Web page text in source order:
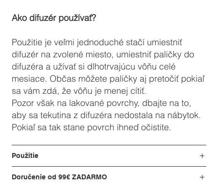
Ako difuzér používať?
Použitie je veľmi jednoduché stačí umiestniť
difuzér na zvolené miesto, umiestniť paličky do
difuzéra a užívať si dlhotrvajúcu vôňu celé
mesiace. Občas môžete paličky aj pretočiť pokiaľ
sa vám zdá, že vôňu je menej cítiť.
Pozor však na lakované povrchy, dbajte na to,
aby sa tekutina z difuzéra nedostala na nábytok.
Pokiaľ sa tak stane povrch ihneď očistite.
Použitie
Doručenie od 99€ ZADARMO